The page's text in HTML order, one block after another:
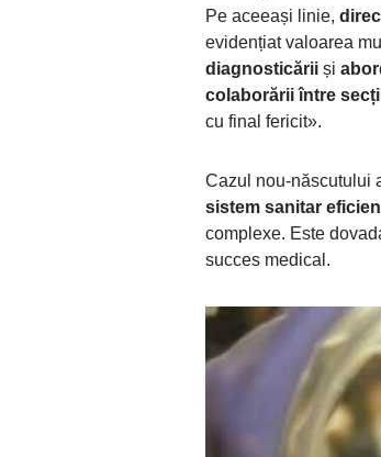
Pe aceeași linie,
evidențiat valoarea
diagnosticării și
colaborării între
cu final fericit».
Cazul nou-născutului
sistem sanitar
complexe. Este
succes medical.